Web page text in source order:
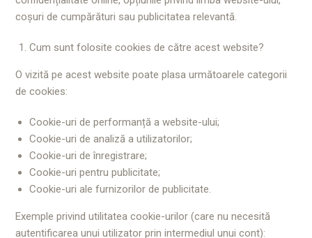
coșuri de cumpărături sau publicitatea relevantă.
Cum sunt folosite cookies de către acest website?
O vizită pe acest website poate plasa următoarele categorii
de cookies:
Cookie-uri de performanță a website-ului;
Cookie-uri de analiză a utilizatorilor;
Cookie-uri de înregistrare;
Cookie-uri pentru publicitate;
Cookie-uri ale furnizorilor de publicitate.
Exemple privind utilitatea cookie-urilor (care nu necesită
autentificarea unui utilizator prin intermediul unui cont):